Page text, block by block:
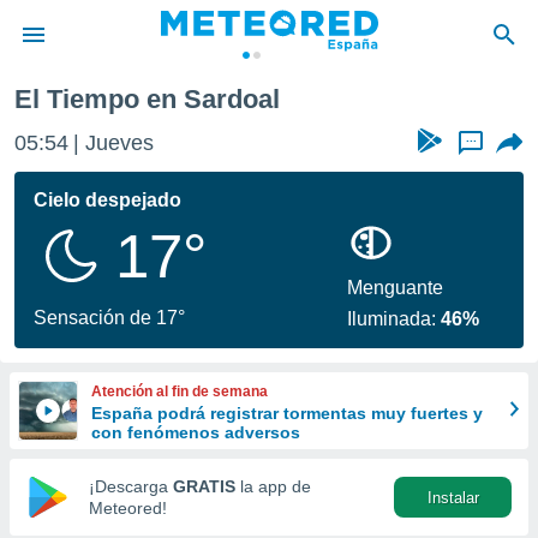
de
por
se
calidad.
a este
las
y
forma
digital
basada
El Tiempo en Sardoal
05:54 Jueves ...
Cielo despejado
17°
Sensación de 17°
Menguante
Iluminada:46%
Atención al fin de semana
España podrá registrar tormentas muy fuertes y
con fenómenos adversos
¡Descarga GRATIS la app de
Meteored!
Instalar